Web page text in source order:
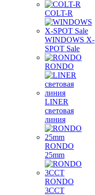
COLT-R
WINDOWS X-
SPOT Sale
RONDO
LINER
световая
линия
RONDO
25mm
RONDO
3CCT